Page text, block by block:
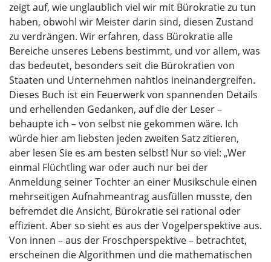
zeigt auf, wie unglaublich viel wir mit Bürokratie zu tun
haben, obwohl wir Meister darin sind, diesen Zustand
zu verdrängen. Wir erfahren, dass Bürokratie alle
Bereiche unseres Lebens bestimmt, und vor allem, was
das bedeutet, besonders seit die Bürokratien von
Staaten und Unternehmen nahtlos ineinandergreifen.
Dieses Buch ist ein Feuerwerk von spannenden Details
und erhellenden Gedanken, auf die der Leser –
behaupte ich – von selbst nie gekommen wäre. Ich
würde hier am liebsten jeden zweiten Satz zitieren,
aber lesen Sie es am besten selbst! Nur so viel: „Wer
einmal Flüchtling war oder auch nur bei der
Anmeldung seiner Tochter an einer Musikschule einen
mehrseitigen Aufnahmeantrag ausfüllen musste, den
befremdet die Ansicht, Bürokratie sei rational oder
effizient. Aber so sieht es aus der Vogelperspektive aus.
Von innen – aus der Froschperspektive – betrachtet,
erscheinen die Algorithmen und die mathematischen